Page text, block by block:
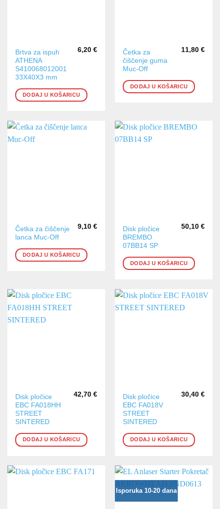
Brtva za ispuh
ATHENA
S410068012001
33X40X3 mm
6,20 €
DODAJ U KOŠARICU
Četka za
čiščenje guma
Muc-Off
11,80 €
DODAJ U KOŠARICU
Četka za čiščenje
lanca Muc-Off
9,10 €
DODAJ U KOŠARICU
Disk pločice
BREMBO
07BB14 SP
50,10 €
DODAJ U KOŠARICU
Disk pločice
EBC FA018HH
STREET
SINTERED
42,70 €
DODAJ U KOŠARICU
Disk pločice
EBC FA018V
STREET
SINTERED
30,40 €
DODAJ U KOŠARICU
Isporuka 10-20 dana